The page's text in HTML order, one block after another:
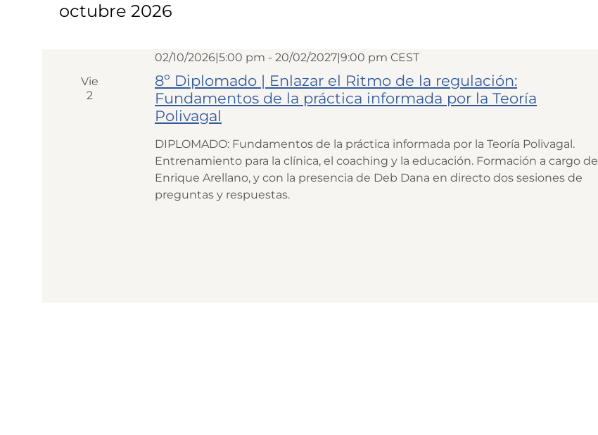
octubre 2026
Vie
2
8º Diplomado | Enlazar el Ritmo de la regulación:
Fundamentos de la práctica informada por la Teoría
Polivagal
02/10/2026|5:00 pm - 20/02/2027|9:00 pm CEST
DIPLOMADO: Fundamentos de la práctica informada por la Teoría Polivagal.
Entrenamiento para la clínica, el coaching y la educación. Formación a cargo de
Enrique Arellano, y con la presencia de Deb Dana en directo dos sesiones de
preguntas y respuestas.